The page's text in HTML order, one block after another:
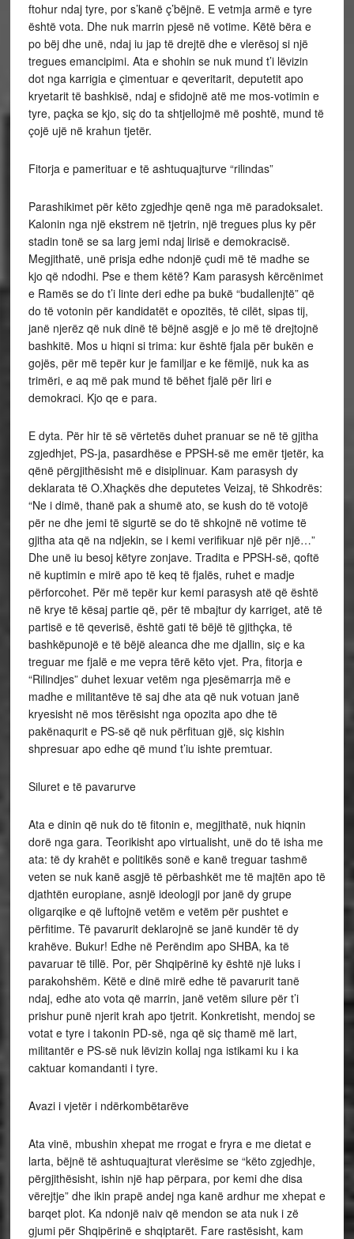
ftohur ndaj tyre, por s’kanë ç’bëjnë. E vetmja armë e tyre
është vota. Dhe nuk marrin pjesë në votime. Këtë bëra e
po bëj dhe unë, ndaj iu jap të drejtë dhe e vlerësoj si një
tregues emancipimi. Ata e shohin se nuk mund t’i lëvizin
dot nga karrigia e çimentuar e qeveritarit, deputetit apo
kryetarit të bashkisë, ndaj e sfidojnë atë me mos-votimin e
tyre, paçka se kjo, siç do ta shtjellojmë më poshtë, mund të
çojë ujë në krahun tjetër.
Fitorja e pamerituar e të ashtuquajturve “rilindas”
Parashikimet për këto zgjedhje qenë nga më paradoksalet.
Kalonin nga një ekstrem në tjetrin, një tregues plus ky për
stadin tonë se sa larg jemi ndaj lirisë e demokracisë.
Megjithatë, unë prisja edhe ndonjë çudi më të madhe se
kjo që ndodhi. Pse e them këtë? Kam parasysh kërcënimet
e Ramës se do t’i linte deri edhe pa bukë “budallenjtë” që
do të votonin për kandidatët e opozitës, të cilët, sipas tij,
janë njerëz që nuk dinë të bëjnë asgjë e jo më të drejtojnë
bashkitë. Mos u hiqni si trima: kur është fjala për bukën e
gojës, për më tepër kur je familjar e ke fëmijë, nuk ka as
trimëri, e aq më pak mund të bëhet fjalë për liri e
demokraci. Kjo qe e para.
E dyta. Për hir të së vërtetës duhet pranuar se në të gjitha
zgjedhjet, PS-ja, pasardhëse e PPSH-së me emër tjetër, ka
qënë përgjithësisht më e disiplinuar. Kam parasysh dy
deklarata të O.Xhaçkës dhe deputetes Veizaj, të Shkodrës:
“Ne i dimë, thanë pak a shumë ato, se kush do të votojë
për ne dhe jemi të sigurtë se do të shkojnë në votime të
gjitha ata që na ndjekin, se i kemi verifikuar një për një…”
Dhe unë iu besoj këtyre zonjave. Tradita e PPSH-së, qoftë
në kuptimin e mirë apo të keq të fjalës, ruhet e madje
përforcohet. Për më tepër kur kemi parasysh atë që është
në krye të kësaj partie që, për të mbajtur dy karriget, atë të
partisë e të qeverisë, është gati të bëjë të gjithçka, të
bashkëpunojë e të bëjë aleanca dhe me djallin, siç e ka
treguar me fjalë e me vepra tërë këto vjet. Pra, fitorja e
“Rilindjes” duhet lexuar vetëm nga pjesëmarrja më e
madhe e militantëve të saj dhe ata që nuk votuan janë
kryesisht në mos tërësisht nga opozita apo dhe të
pakënaqurit e PS-së që nuk përfituan gjë, siç kishin
shpresuar apo edhe që mund t’iu ishte premtuar.
Siluret e të pavarurve
Ata e dinin që nuk do të fitonin e, megjithatë, nuk hiqnin
dorë nga gara. Teorikisht apo virtualisht, unë do të isha me
ata: të dy krahët e politikës sonë e kanë treguar tashmë
veten se nuk kanë asgjë të përbashkët me të majtën apo të
djathtën europiane, asnjë ideologji por janë dy grupe
oligarqike e që luftojnë vetëm e vetëm për pushtet e
përfitime. Të pavarurit deklarojnë se janë kundër të dy
krahëve. Bukur! Edhe në Perëndim apo SHBA, ka të
pavaruar të tillë. Por, për Shqipërinë ky është një luks i
parakohshëm. Këtë e dinë mirë edhe të pavarurit tanë
ndaj, edhe ato vota që marrin, janë vetëm silure për t’i
prishur punë njerit krah apo tjetrit. Konkretisht, mendoj se
votat e tyre i takonin PD-së, nga që siç thamë më lart,
militantër e PS-së nuk lëvizin kollaj nga istikami ku i ka
caktuar komandanti i tyre.
Avazi i vjetër i ndërkombëtarëve
Ata vinë, mbushin xhepat me rrogat e fryra e me dietat e
larta, bëjnë të ashtuquajturat vlerësime se “këto zgjedhje,
përgjithësisht, ishin një hap përpara, por kemi dhe disa
vërejtje” dhe ikin prapë andej nga kanë ardhur me xhepat e
barqet plot. Ka ndonjë naiv që mendon se ata nuk i zë
gjumi për Shqipërinë e shqiptarët. Fare rastësisht, kam